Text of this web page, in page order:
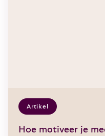
Artikel
Hoe motiveer je